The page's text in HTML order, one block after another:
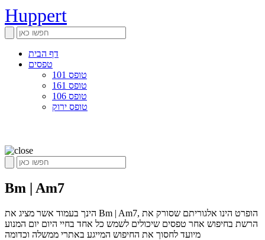
Huppert
דף הבית
טפסים
טופס 101
טופס 161
טופס 106
טופס ירוק
Bm | Am7
הינך בעמוד אשר מציג את Bm | Am7, הופרט הינו אלגוריתם שסורק את
הרשת בחיפוש אחר טפסים שיכולים לשמש כל אחד בחיי היום יום המנוע
מיועד לחסוך את החיפוש המייגע באתרי ממשלה וכדומה